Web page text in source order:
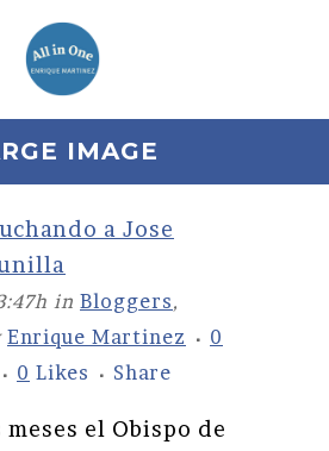
IMAGE
a Jose
in Bloggers,
Enrique Martinez
0
0 Likes Share
meses el Obispo de